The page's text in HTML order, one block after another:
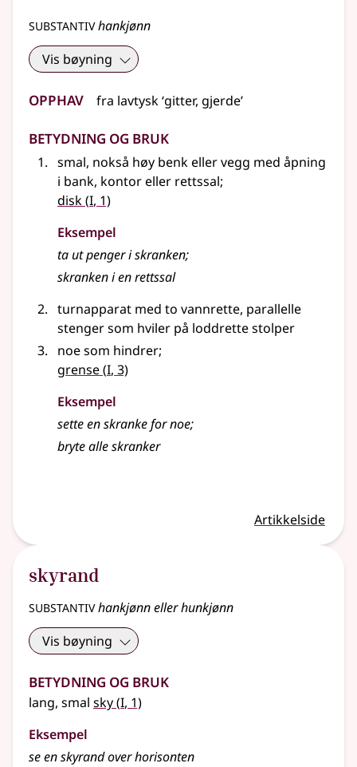
substantivhankjønn
Vis bøyning
Opphav fra lavtysk‘gitter, gjerde’
Betydning og bruk
smal, nokså høy benk eller vegg med åpning
i bank, kontor eller rettssal;
disk(1
I, 1)
Eksempel
ta ut penger i skranken;
skrankeni en rettssal
turnapparat med to vannrette, parallelle
stenger som hviler på loddrette stolper
noe som hindrer;
grense(1
I, 3)
Eksempel
sette enskrankefor noe;
bryte alleskranker
Artikkelside
skyrand
substantivhankjønn eller hunkjønn
Vis bøyning
Betydning og bruk
lang, smal sky(1
I, 1)
Eksempel
se en skyrand over horisonten